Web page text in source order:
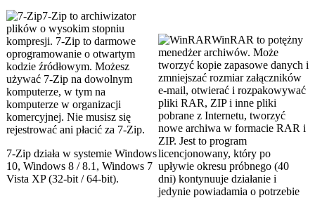
7-Zip to archiwizator
plików o wysokim stopniu
kompresji. 7-Zip to darmowe
oprogramowanie o otwartym
kodzie źródłowym. Możesz
używać 7-Zip na dowolnym
komputerze, w tym na
komputerze w organizacji
komercyjnej. Nie musisz się
rejestrować ani płacić za 7-Zip.
7-Zip działa w systemie Windows
10, Windows 8 / 8.1, Windows 7
Vista XP (32-bit / 64-bit).
WinRAR to potężny
menedżer archiwów. Może
tworzyć kopie zapasowe danych i
zmniejszać rozmiar załączników
e-mail, otwierać i rozpakowywać
pliki RAR, ZIP i inne pliki
pobrane z Internetu, tworzyć
nowe archiwa w formacie RAR i
ZIP. Jest to program
licencjonowany, który po
upływie okresu próbnego (40
dni) kontynuuje działanie i
jedynie powiadamia o potrzebie